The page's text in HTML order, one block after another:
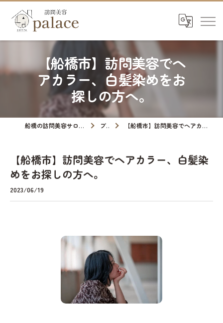
【船橋市】訪問美容でヘ
アカラー、白髪染めをお
探しの方へ。
船橋の訪問美容サロンなら訪問美容palace ブログ 【船橋市】訪問美容でヘアカラー、白髪染めをお探しの方へ。
【船橋市】訪問美容でヘアカラー、白髪染
めをお探しの方へ。
2023/06/19